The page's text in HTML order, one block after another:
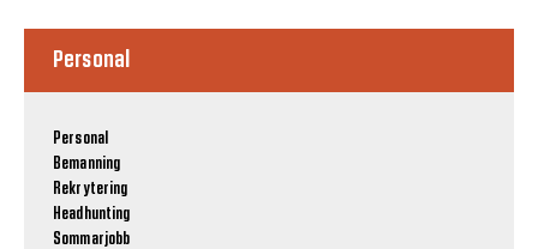
Personal
Personal
Bemanning
Rekrytering
Headhunting
Sommarjobb